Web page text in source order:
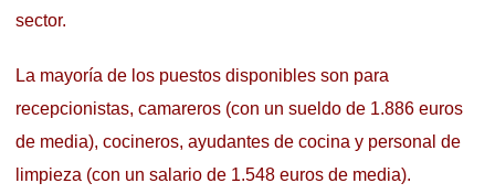
sector.
La mayoría de los puestos disponibles son para
recepcionistas, camareros (con un sueldo de 1.886 euros
de media), cocineros, ayudantes de cocina y personal de
limpieza (con un salario de 1.548 euros de media).